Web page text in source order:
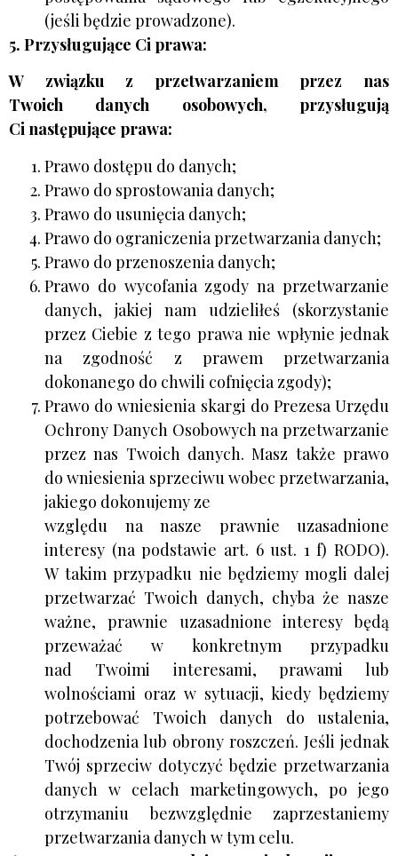
(jeśli będzie prowadzone).
5. Przysługujące Ci prawa:
W związku z przetwarzaniem przez nas
Twoich danych osobowych, przysługują
Ci następujące prawa:
Prawo dostępu do danych;
Prawo do sprostowania danych;
Prawo do usunięcia danych;
Prawo do ograniczenia przetwarzania danych;
Prawo do przenoszenia danych;
Prawo do wycofania zgody na przetwarzanie
danych, jakiej nam udzieliłeś (skorzystanie
przez Ciebie z tego prawa nie wpłynie jednak
na zgodność z prawem przetwarzania
dokonanego do chwili cofnięcia zgody);
Prawo do wniesienia skargi do Prezesa Urzędu
Ochrony Danych Osobowych na przetwarzanie
przez nas Twoich danych. Masz także prawo
do wniesienia sprzeciwu wobec przetwarzania,
jakiego dokonujemy ze
względu na nasze prawnie uzasadnione
interesy (na podstawie art. 6 ust. 1 f) RODO).
W takim przypadku nie będziemy mogli dalej
przetwarzać Twoich danych, chyba że nasze
ważne, prawnie uzasadnione interesy będą
przeważać w konkretnym przypadku
nad Twoimi interesami, prawami lub
wolnościami oraz w sytuacji, kiedy będziemy
potrzebować Twoich danych do ustalenia,
dochodzenia lub obrony roszczeń. Jeśli jednak
Twój sprzeciw dotyczyć będzie przetwarzania
danych w celach marketingowych, po jego
otrzymaniu bezwzględnie zaprzestaniemy
przetwarzania danych w tym celu.